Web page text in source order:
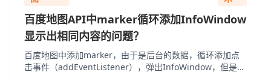
百度地图API中marker循环添加InfoWindow
显示出相同内容的问题？
百度地图中添加marker，由于是后台的数据，循环添加点
击事件（addEventListener），弹出InfoWindow，但是发